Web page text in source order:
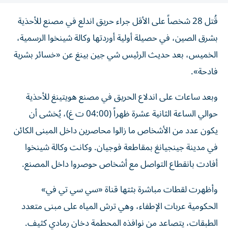
قُتل 28 شخصاً على الأقل جراء حريق اندلع في مصنع للأحذية
بشرق الصين، في حصيلة أولية أوردتها وكالة شينخوا الرسمية،
الخميس، بعد حديث الرئيس شي جين بينغ عن «خسائر بشرية
فادحة».
وبعد ساعات على اندلاع الحريق في مصنع هويتينغ للأحذية
حوالي الساعة الثانية عشرة ظهراً (04:00 ت غ)، يُخشى أن
يكون عدد من الأشخاص ما زالوا محاصرين داخل المبنى الكائن
في مدينة جينجيانغ بمقاطعة فوجيان. وكانت وكالة شينخوا
أفادت بانقطاع التواصل مع أشخاص حوصروا داخل المصنع.
وأظهرت لقطات مباشرة بثتها قناة «سي سي تي في»
الحكومية عربات الإطفاء، وهي ترش المياه على مبنى متعدد
الطبقات، يتصاعد من نوافذه المحطمة دخان رمادي كثيف.